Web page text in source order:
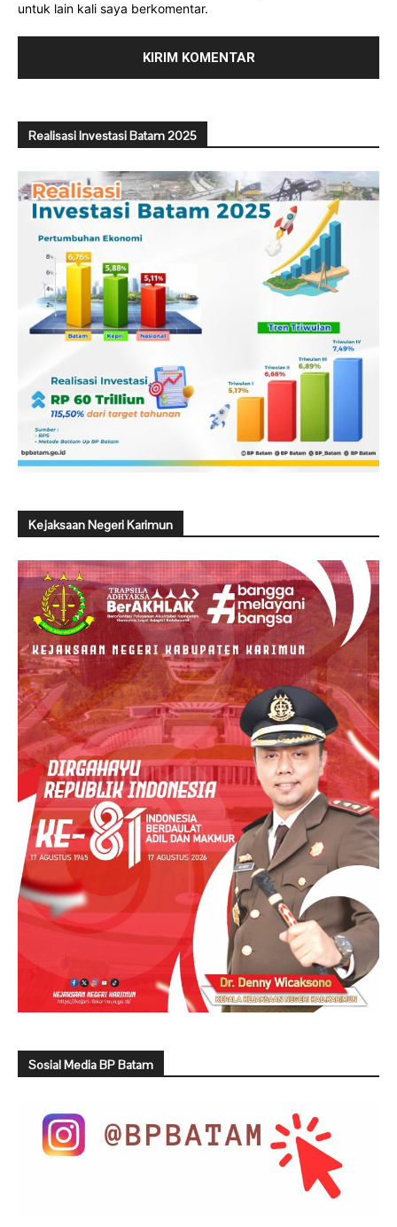
untuk lain kali saya berkomentar.
Realisasi Investasi Batam 2025
Kejaksaan Negeri Karimun
Sosial Media BP Batam